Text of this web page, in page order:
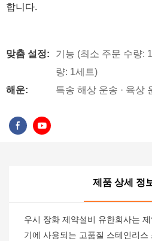
합니다.
맞춤 설정:
기능 (최소 주문 수량:
량: 1세트)
해운:
특송 해상 운송 · 육상
제품 상세 정
우시 장화 제약설비 유한회사는
기에 사용되는 고품질 스테인리스